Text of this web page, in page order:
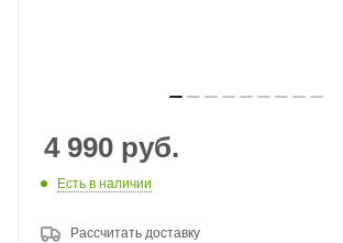
4 990 руб.
Есть в наличии
Рассчитать доставку